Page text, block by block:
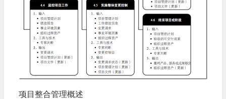
项目整合管理概述